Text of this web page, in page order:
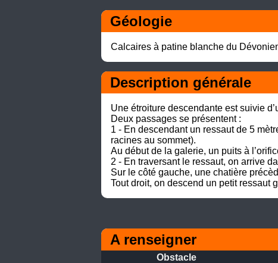
Géologie
Calcaires à patine blanche du
Description générale
Une étroiture descendante est suivie
Deux passages se présentent :
1 - En descendant un ressaut de 5
racines au sommet).
Au début de la galerie, un puits à
2 - En traversant le ressaut, on arrive
Sur le côté gauche, une chatière
Tout droit, on descend un petit ressaut
A renseigner
Obstacle